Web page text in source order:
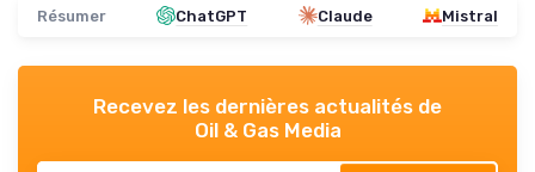
Résumer ChatGPT Claude Mistral
Recevez les dernières actualités de
Oil & Gas Media